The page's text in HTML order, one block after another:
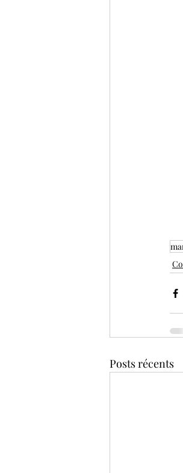
Posts récents